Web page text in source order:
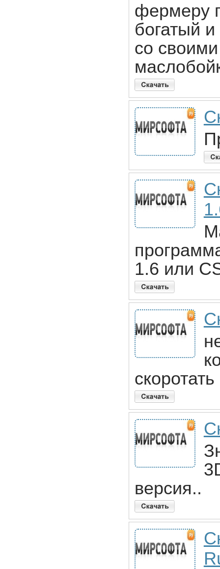
фермеру
богатый
со
1.6 или
версия..